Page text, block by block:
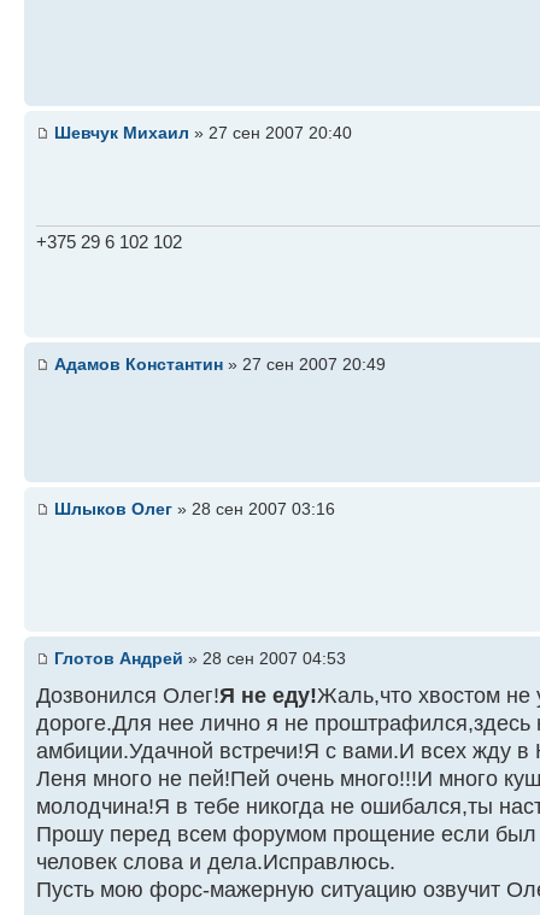
Шевчук Михаил » 27 сен 2007 20:40
+375 29 6 102 102
Адамов Константин » 27 сен 2007 20:49
Шлыков Олег » 28 сен 2007 03:16
Глотов Андрей » 28 сен 2007 04:53
Дозвонился Олег!Я не еду!Жаль,что хвостом
дороге.Для нее лично я не
амбиции.Удачной встречи!Я с вами.И всех жду в
Леня много не пей!Пей очень много!!!И много
молодчина!Я в тебе никогда не ошибался,ты
Прошу перед всем форумом прощение если был
человек слова и дела.Исправлюсь.
Пусть мою форс-мажерную ситуацию озвучит